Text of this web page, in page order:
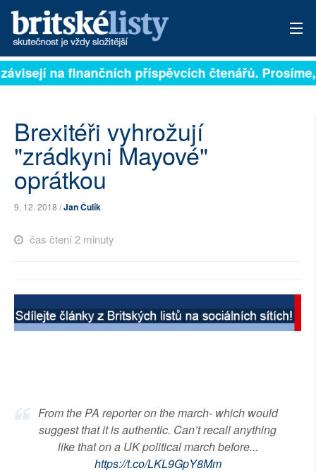
PŘIHLÁSIT
ARCHIV
ROZHOVORY
TÉMATA
NEJČTENĚJŠÍ ZA 7 DNÍ
SOCIÁLNÍ SÍTĚ
na finančních příspěvcích čtenářů. Prosíme,
Brexitéři vyhrožují
"zrádkyni Mayové"
oprátkou
9. 12. 2018 /Jan Čulík
čas čtení 2 minuty
From the PA reporter on the march- which would
suggest that it is authentic. Can’t recall anything
like that on a UK political march before...
https://t.co/LKL9GpY8Mm